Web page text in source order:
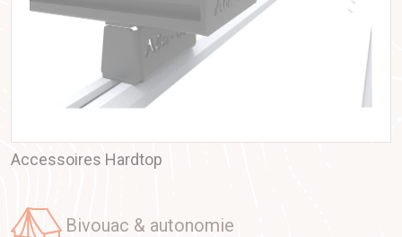
Accessoires Hardtop
bivouac & autonomie